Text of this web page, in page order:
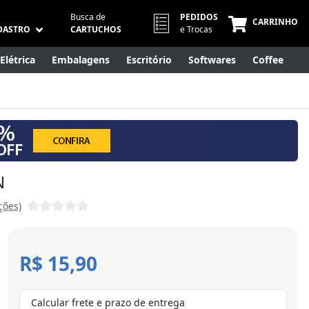
Busca de
CARTUCHOS
PEDIDOS
e Trocas
CARRINHO
Elétrica Embalagens Escritório Softwares Coffee
R$ 15,90
Calcular frete e prazo de entrega